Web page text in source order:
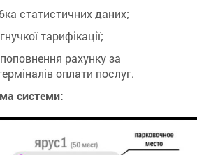
статистичних даних;
тарифікації;
рахунку за
оплати послуг.
системи: